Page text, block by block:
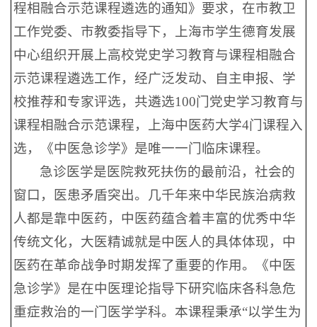
程相融合示范课程遴选的通知》要求，在市教卫
工作党委、市教委指导下，上海市学生德育发展
中心组织开展上高校党史学习教育与课程相融合
示范课程遴选工作，经广泛发动、自主申报、学
校推荐和专家评选，共遴选100门党史学习教育与
课程相融合示范课程，上海中医药大学4门课程入
选，《中医急诊学》是唯一一门临床课程。
急诊医学是医院救死扶伤的最前沿，社会的
窗口，医患矛盾突出。几千年来中华民族治病救
人都是靠中医药，中医药蕴含着丰富的优秀中华
传统文化，大医精诚就是中医人的具体体现，中
医药在革命战争时期发挥了重要的作用。《中医
急诊学》是在中医理论指导下研究临床各科急危
重症救治的一门医学学科。本课程秉承“以学生为